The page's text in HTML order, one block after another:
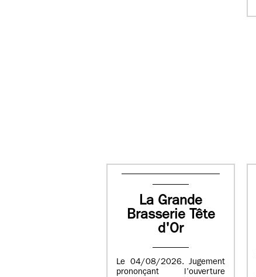
La Grande
Brasserie Tête
d'Or
Le 04/08/2026. Jugement
prononçant l’ouverture